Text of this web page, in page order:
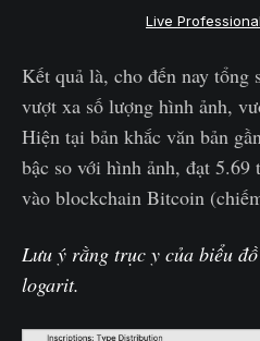
Live
Kết quả là, cho đến nay tổng
vượt xa số lượng hình ảnh,
Hiện tại bản khắc văn bản
bậc so với hình ảnh, đạt 5.69
vào blockchain Bitcoin
Lưu ý rằng trục y của biểu
logarit.